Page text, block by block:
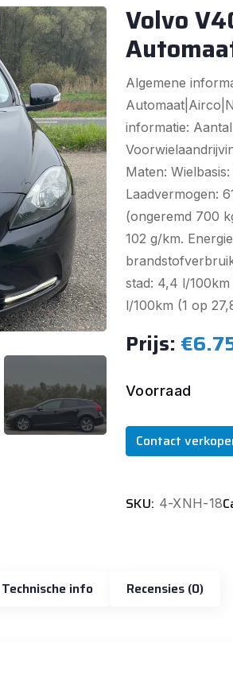
Volvo
Algemene
informatie:
Maten:
Laadvermogen:
(ongeremd 700
102 g/km.
stad: 4,4 l/
l/100km (1 op
Prijs:
Voorraad
Contact
SKU: 4-XNH-18
Technische info Recensies (0)